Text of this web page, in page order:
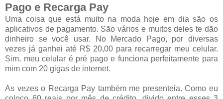
Pago e Recarga Pay
Uma coisa que está muito na moda hoje em dia são os
aplicativos de pagamento. São vários e muitos deles te dão
dinheiro se você usar. No Mercado Pago, por diversas
vezes já ganhei até R$ 20,00 para recarregar meu celular.
Sim, meu celular é pré pago e funciona perfeitamente para
mim com 20 gigas de internet.
As vezes o Recarga Pay também me presenteia. Como eu